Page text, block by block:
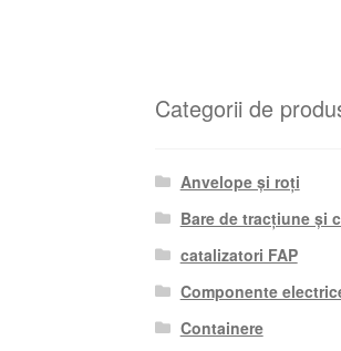
Categorii de
Anvelope și roți
Bare de tracțiune și
catalizatori FAP
Componente
Containere